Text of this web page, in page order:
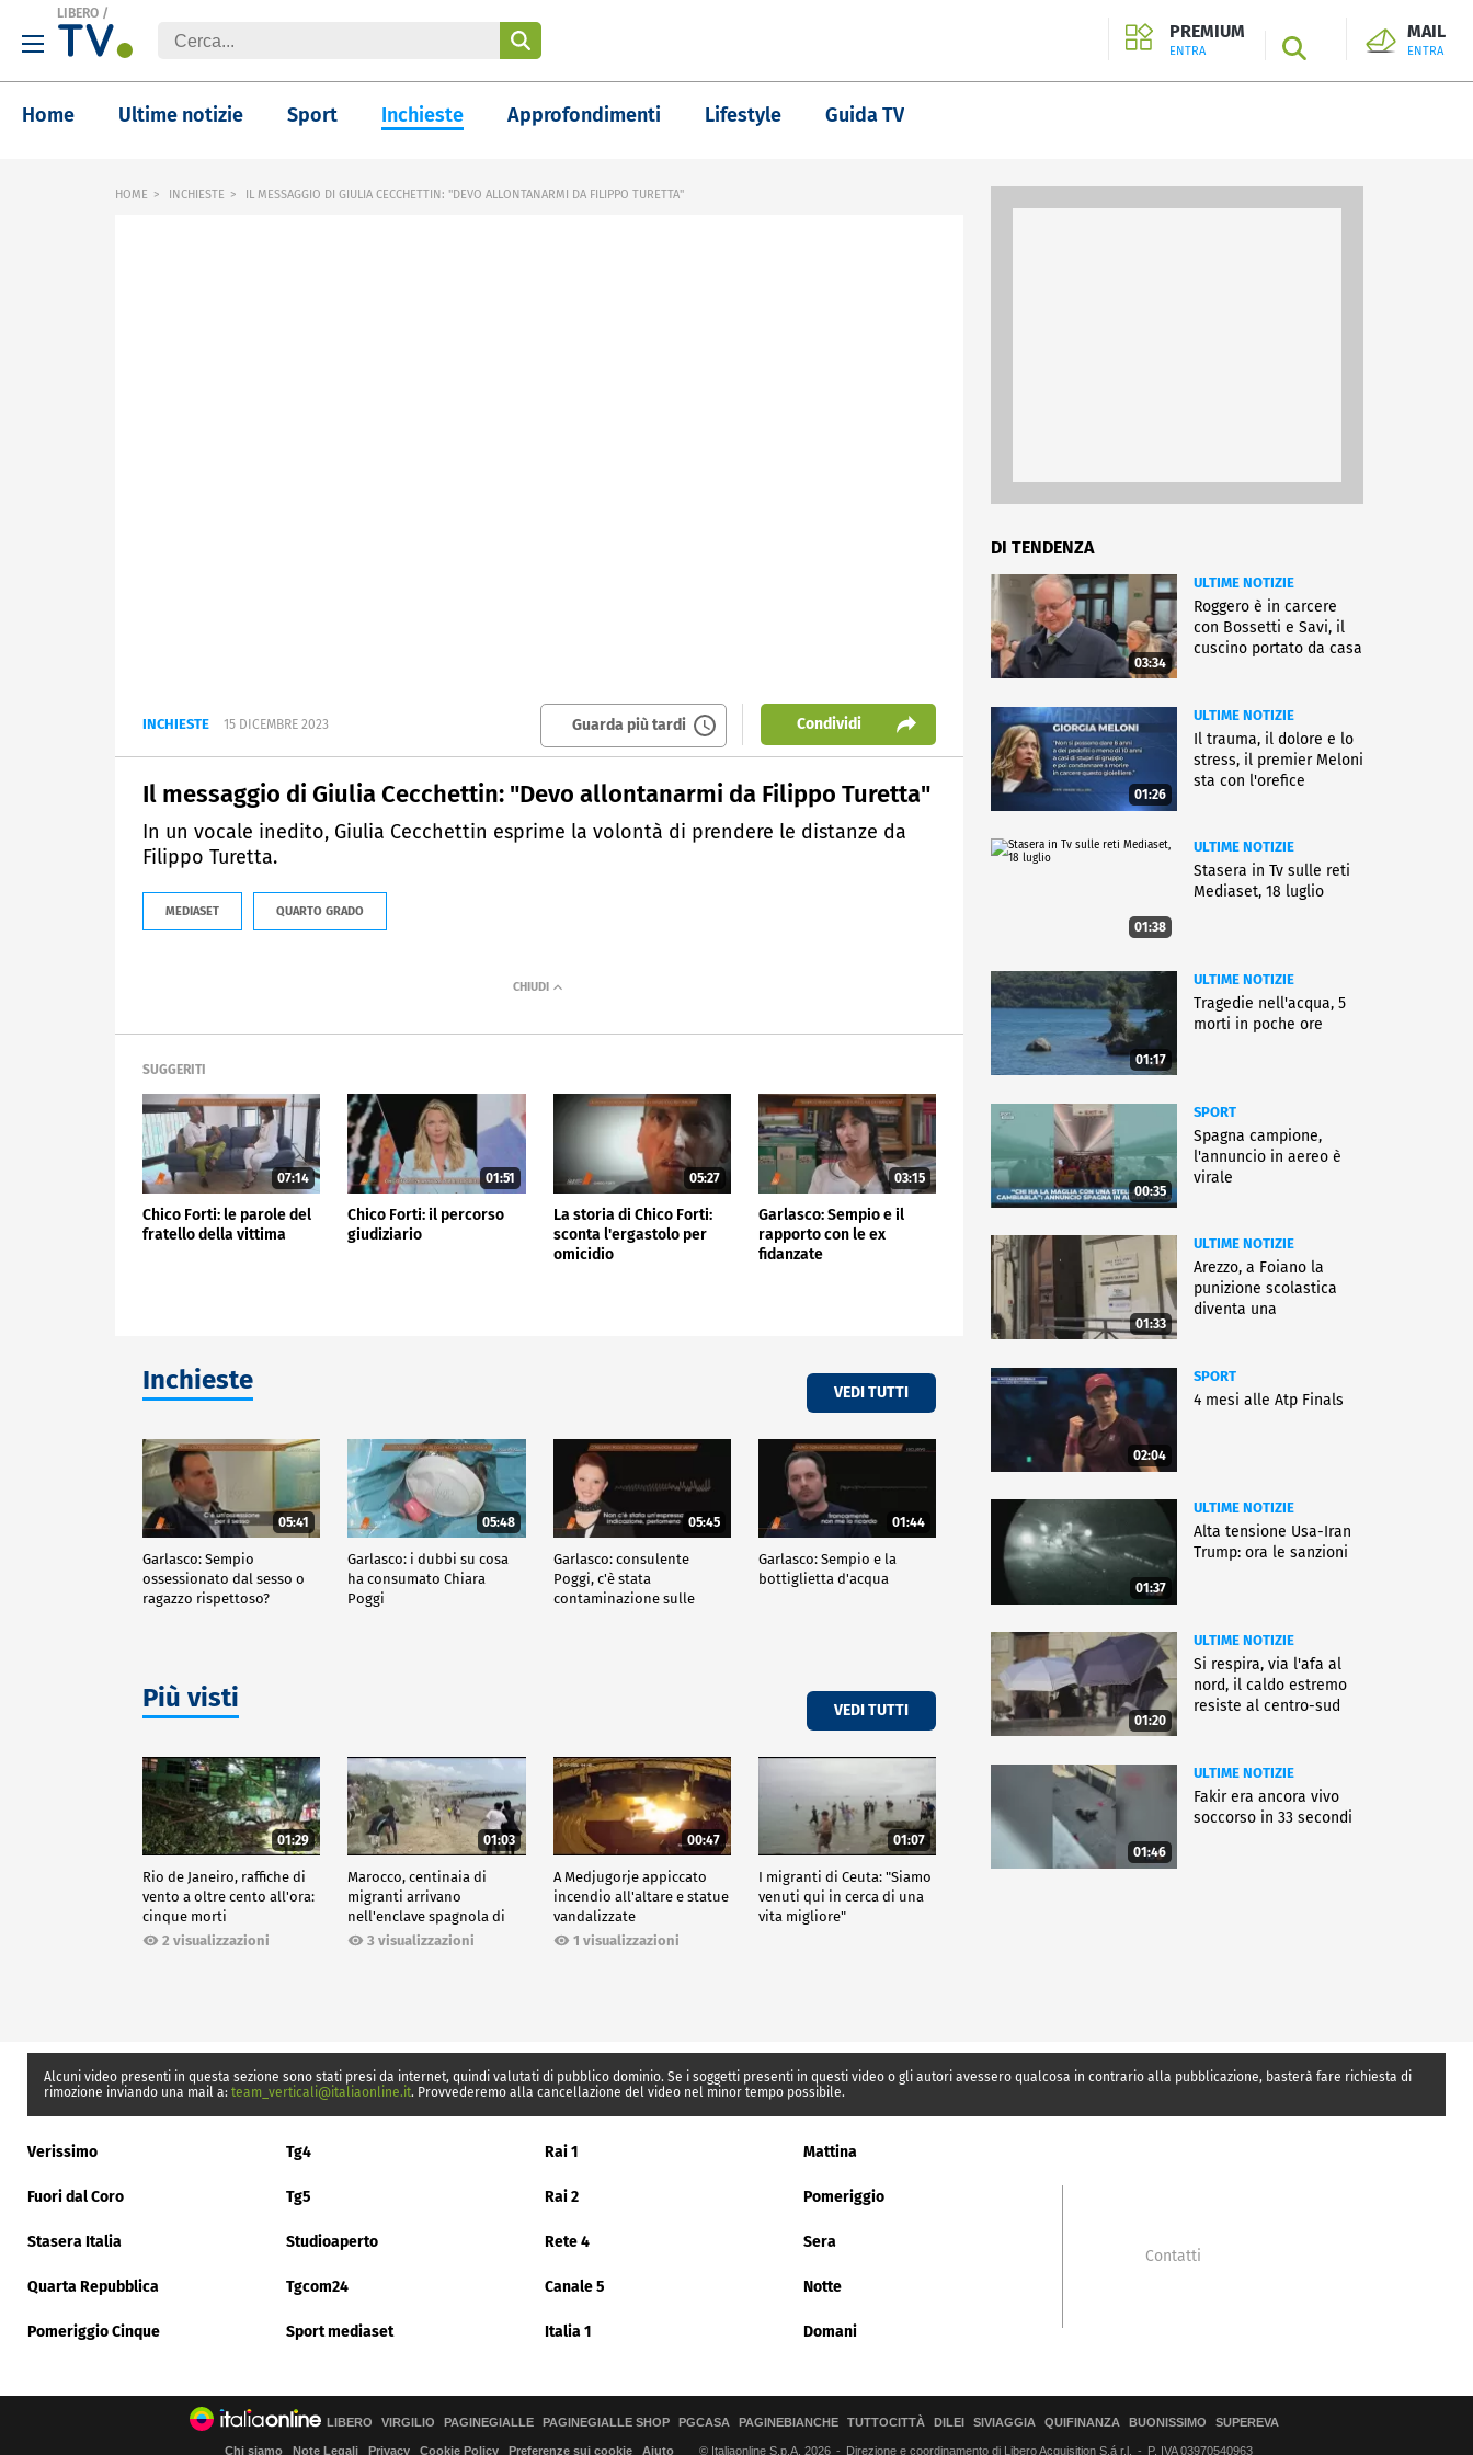
LIBERO /
PREMIUM
ENTRA SEARCH
MAIL
ENTRA
Home Ultime notizie Sport Inchieste Approfondimenti Lifestyle Guida TV
HOME INCHIESTE IL MESSAGGIO DI GIULIA CECCHETTIN: "DEVO ALLONTANARMI DA FILIPPO TURETTA"
INCHIESTE 15 DICEMBRE 2023 Guarda più tardi Condividi
Il messaggio di Giulia Cecchettin: "Devo allontanarmi da Filippo Turetta"
In un vocale inedito, Giulia Cecchettin esprime la volontà di prendere le distanze da
Filippo Turetta.
MEDIASET QUARTO GRADO
SUGGERITI
07:14
Chico Forti: le parole del
fratello della vittima
01:51
Chico Forti: il percorso
giudiziario
05:27
La storia di Chico Forti:
sconta l'ergastolo per
omicidio
03:15
Garlasco: Sempio e il
rapporto con le ex
fidanzate
Inchieste VEDI TUTTI
05:41
Garlasco: Sempio
ossessionato dal sesso o
ragazzo rispettoso?
05:48
Garlasco: i dubbi su cosa
ha consumato Chiara
Poggi
05:45
Garlasco: consulente
Poggi, c'è stata
contaminazione sulle
01:44
Garlasco: Sempio e la
bottiglietta d'acqua
Più visti VEDI TUTTI
01:29
Rio de Janeiro, raffiche di
vento a oltre cento all'ora:
cinque morti
2 visualizzazioni
01:03
Marocco, centinaia di
migranti arrivano
nell'enclave spagnola di
Ceuta3 visualizzazioni
00:47
A Medjugorje appiccato
incendio all'altare e statue
vandalizzate
1 visualizzazioni
01:07
I migranti di Ceuta: "Siamo
venuti qui in cerca di una
vita migliore"
DI TENDENZA
03:34
ULTIME NOTIZIE
Roggero è in carcere
con Bossetti e Savi, il
cuscino portato da casa
01:26
ULTIME NOTIZIE
Il trauma, il dolore e lo
stress, il premier Meloni
sta con l'orefice
01:38
ULTIME NOTIZIE
Stasera in Tv sulle reti
Mediaset, 18 luglio
01:17
ULTIME NOTIZIE
Tragedie nell'acqua, 5
morti in poche ore
00:35
SPORT
Spagna campione,
l'annuncio in aereo è
virale
01:33
ULTIME NOTIZIE
Arezzo, a Foiano la
punizione scolastica
diventa una
02:04
SPORT
4 mesi alle Atp Finals
01:37
ULTIME NOTIZIE
Alta tensione Usa-Iran
Trump: ora le sanzioni
01:20
ULTIME NOTIZIE
Si respira, via l'afa al
nord, il caldo estremo
resiste al centro-sud
01:46
ULTIME NOTIZIE
Fakir era ancora vivo
soccorso in 33 secondi
Alcuni video presenti in questa sezione sono stati presi da internet, quindi valutati di pubblico dominio. Se i soggetti presenti in questi video o gli autori avessero qualcosa in contrario alla pubblicazione, basterà fare richiesta di
rimozione inviando una mail a: team_verticali@italiaonline.it. Provvederemo alla cancellazione del video nel minor tempo possibile.
Verissimo Tg4 Rai 1 Mattina
Fuori dal Coro Tg5 Rai 2 Pomeriggio
Stasera Italia Studioaperto Rete 4 Sera
Quarta Repubblica Tgcom24 Canale 5 Notte
Pomeriggio Cinque Sport mediaset Italia 1 Domani
Contatti
LIBERO VIRGILIO PAGINEGIALLE PAGINEGIALLE SHOP PGCASA PAGINEBIANCHE TUTTOCITTÀ DILEI SIVIAGGIA QUIFINANZA BUONISSIMO SUPEREVA
Chi siamo Note Legali Privacy Cookie Policy Preferenze sui cookie Aiuto © Italiaonline S.p.A. 2026 Direzione e coordinamento di Libero Acquisition S.á r.l. P. IVA 03970540963